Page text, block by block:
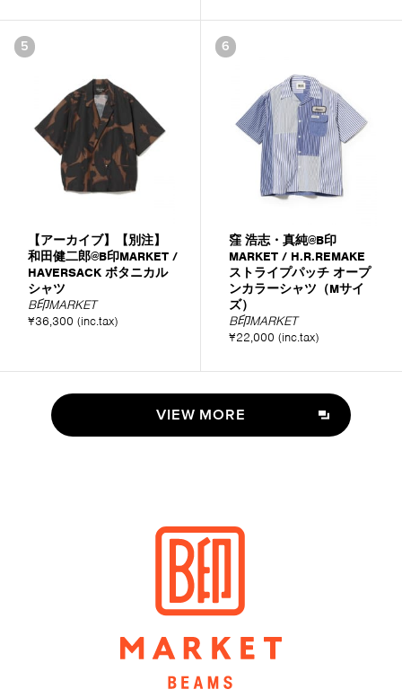
5
【アーカイブ】【別注】
和田健二郎@B印MARKET /
HAVERSACK ボタニカル
シャツ
B印MARKET
¥36,300 (inc.tax)
6
窪 浩志・真純@B印
MARKET / H.R.REMAKE
ストライプパッチ オープ
ンカラーシャツ（Mサイ
ズ）
B印MARKET
¥22,000 (inc.tax)
VIEW MORE